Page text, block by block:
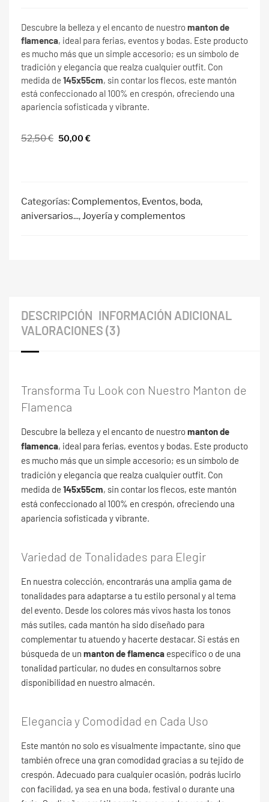
Descubre la belleza y el encanto de nuestromanton de
flamenca, ideal para ferias, eventos y bodas. Este producto
es mucho más que un simple accesorio; es un símbolo de
tradición y elegancia que realza cualquier outfit. Con
medida de 145x55cm, sin contar los flecos, este mantón
está confeccionado al 100% en crespón, ofreciendo una
apariencia sofisticada y vibrante.
52,50€ 50,00 €
Categorías: Complementos, Eventos, boda,
aniversarios...,Joyería y complementos
DESCRIPCIÓN INFORMACIÓN ADICIONAL
VALORACIONES (3)
Transforma Tu Look con Nuestro Manton de
Flamenca
Descubre la belleza y el encanto de nuestromanton de
flamenca, ideal para ferias, eventos y bodas. Este producto
es mucho más que un simple accesorio; es un símbolo de
tradición y elegancia que realza cualquier outfit. Con
medida de 145x55cm, sin contar los flecos, este mantón
está confeccionado al 100% en crespón, ofreciendo una
apariencia sofisticada y vibrante.
Variedad de Tonalidades para Elegir
En nuestra colección, encontrarás una amplia gama de
tonalidades para adaptarse a tu estilo personal y al tema
del evento. Desde los colores más vivos hasta los tonos
más sutiles, cada mantón ha sido diseñado para
complementar tu atuendo y hacerte destacar. Si estás en
búsqueda de un manton de flamenca específico o de una
tonalidad particular, no dudes en consultarnos sobre
disponibilidad en nuestro almacén.
Elegancia y Comodidad en Cada Uso
Este mantón no solo es visualmente impactante, sino que
también ofrece una gran comodidad gracias a su tejido de
crespón. Adecuado para cualquier ocasión, podrás lucirlo
con facilidad, ya sea en una boda, festival o durante una